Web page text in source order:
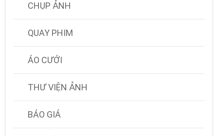
CHỤP ẢNH
QUAY PHIM
ÁO CƯỚI
THƯ VIỆN ẢNH
BÁO GIÁ